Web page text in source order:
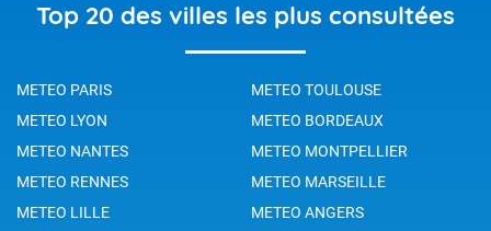
Top 20 des villes les plus consultées
METEO PARIS
METEO TOULOUSE
METEO LYON
METEO BORDEAUX
METEO NANTES
METEO MONTPELLIER
METEO RENNES
METEO MARSEILLE
METEO LILLE
METEO ANGERS